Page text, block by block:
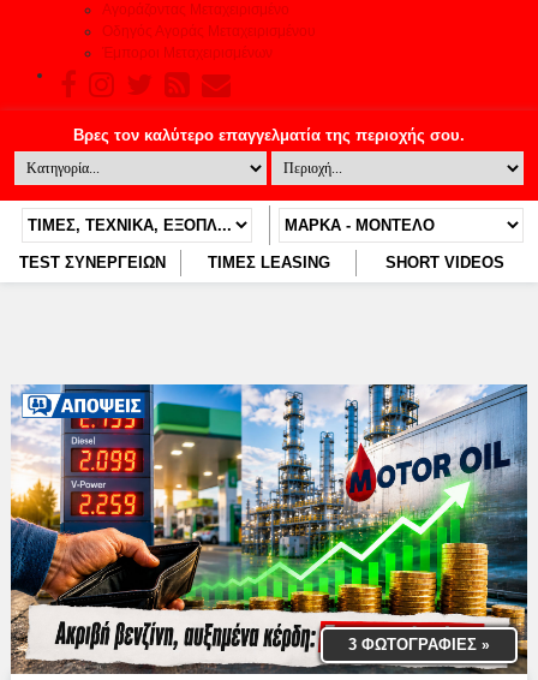
Αγοράζοντας Μεταχειρισμένο
Οδηγός Αγοράς Μεταχειρισμένου
Έμποροι Μεταχειρισμένων
TEST ΣΥΝΕΡΓΕΙΩΝ ΤΙΜΕΣ LEASING SHORT VIDEOS
3 ΦΩΤΟΓΡΑΦΙΕΣ »